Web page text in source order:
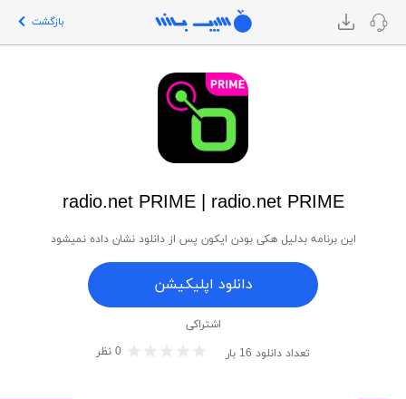
بازگشت
radio.net PRIME | radio.net PRIME
این برنامه بدلیل هکی بودن ایکون پس از دانلود نشان داده نمیشود
دانلود اپلیکیشن
اشتراکی
تعداد دانلود 16 بار 0 نظر